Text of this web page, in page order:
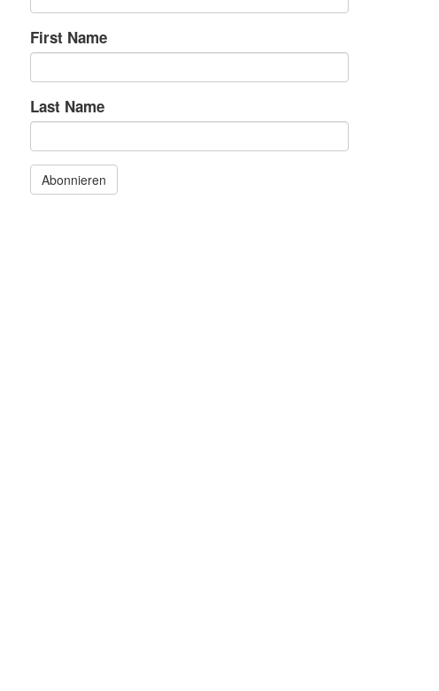
First Name
Last Name
Abonnieren